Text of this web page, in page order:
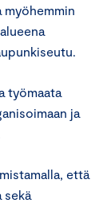
työmaata
ja
että
sekä